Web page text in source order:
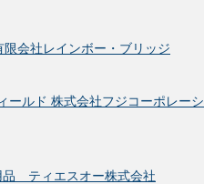
限会社レインボー・ブリッジ
ールド 株式会社フジコーポレーシ
品 ティエスオー株式会社